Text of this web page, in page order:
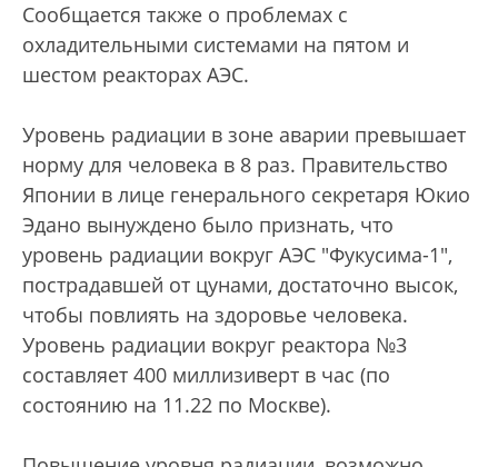
Сообщается также о проблемах с
охладительными системами на пятом и
шестом реакторах АЭС.
Уровень радиации в зоне аварии превышает
норму для человека в 8 раз. Правительство
Японии в лице генерального секретаря Юкио
Эдано вынуждено было признать, что
уровень радиации вокруг АЭС "Фукусима-1",
пострадавшей от цунами, достаточно высок,
чтобы повлиять на здоровье человека.
Уровень радиации вокруг реактора №3
составляет 400 миллизиверт в час (по
состоянию на 11.22 по Москве).